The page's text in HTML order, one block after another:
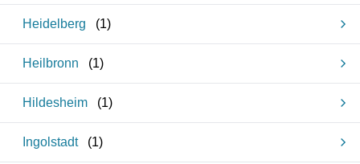
Heidelberg (1)
Heilbronn (1)
Hildesheim (1)
Ingolstadt (1)